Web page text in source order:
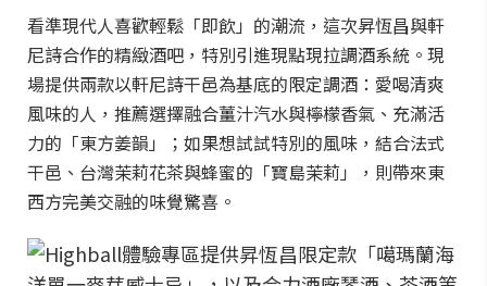
看準現代人喜歡輕鬆「即飲」的潮流，這次昇恆昌與軒
尼詩合作的精緻酒吧，特別引進現點現拉調酒系統。現
場提供兩款以軒尼詩干邑為基底的限定調酒：愛喝清爽
風味的人，推薦選擇融合薑汁汽水與檸檬香氣、充滿活
力的「東方姜韻」；如果想試試特別的風味，結合法式
干邑、台灣茉莉花茶與蜂蜜的「寶島茉莉」，則帶來東
西方完美交融的味覺驚喜。